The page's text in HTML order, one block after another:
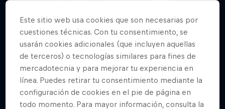
Este sitio web usa cookies que son necesarias por
cuestiones técnicas. Con tu consentimiento, se
usarán cookies adicionales (que incluyen aquellas
de terceros) o tecnologías similares para fines de
mercadotecnia y para mejorar tu experiencia en
línea. Puedes retirar tu consentimiento mediante la
configuración de cookies en el pie de página en
todo momento. Para mayor información, consulta la